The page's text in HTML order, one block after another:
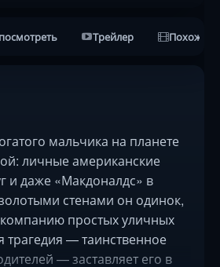
Трейлер Похожие
мальчика на планете
личные американские
и даже «Макдоналдс» в
стенами он одинок,
простых уличных
трагедия — таинственное
— заставляет его в